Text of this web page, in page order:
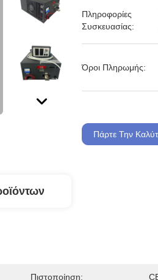
Πληροφορίες
Συσκευασίας:
Όροι Πληρωμής:
Πάρτε Την
Πιστοποίηση: